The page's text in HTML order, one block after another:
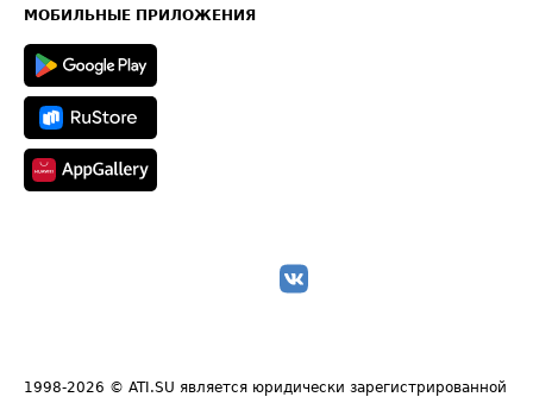
Техническая информация
МОБИЛЬНЫЕ ПРИЛОЖЕНИЯ
1998-2026 © ATI.SU является юридически зарегистрированной